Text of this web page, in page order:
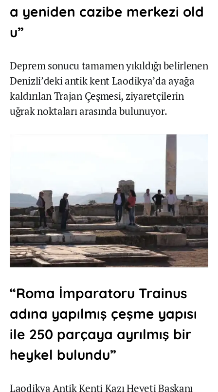
a yeniden cazibe merkezi old
u”
Deprem sonucu tamamen yıkıldığı belirlenen
Denizli’deki antik kent Laodikya’da ayağa
kaldırılan Trajan Çeşmesi, ziyaretçilerin
uğrak noktaları arasında bulunuyor.
“Roma İmparatoru Trainus
adına yapılmış çeşme yapısı
ile 250 parçaya ayrılmış bir
heykel bulundu”
Laodikya Antik Kenti Kazı Heyeti Başkanı